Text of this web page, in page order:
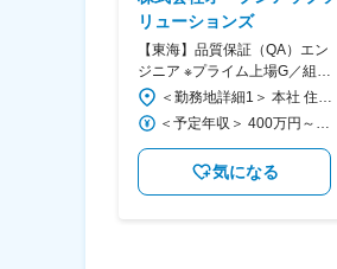
リューションズ
【東海】品質保証（QA）エン
ジニア ※プライム上場G／組込
み制御開発に特化／残業月
15h<5>
＜勤務地詳細1＞ 本社 住所：愛知県刈谷市南桜町1-23 SOUTHSQUAREKARIYA2F 勤務地最寄駅：各線／刈谷駅 受動喫煙対策：屋内全面禁煙 ＜勤務地詳細2＞ 愛知県ほか東海エリアの各プロジェクト先 住所：愛知県ほか東海エリア 受動喫煙対策：屋内全面禁煙 変更の範囲：会社の定める事業所
＜予定年収＞ 400万円～700万円 ＜賃金形態＞ 月給制 ＜賃金内訳＞ 月額（基本給）：270,000円～475,000円 ＜月給＞ 270,000円～475,000円 ＜昇給有無＞ 有 ＜残業手当＞ 有 ＜給与補足＞ ※上記年収はあくまで目安となります。ご経験やキャリアに応じてご相談させてください。 ※残業手当：1分単位で全額支給 ■昇給：年1回（4月） ■賞与：年2回（6月・12月） 賃金はあくまでも目安の金額であり、選考を通じて上下する可能性があります。 月給(月額)は固定手当を含めた表記です。
気になる